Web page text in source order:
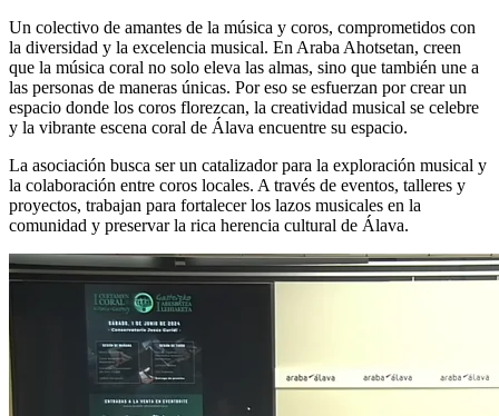
Un colectivo de amantes de la música y coros, comprometidos con
la diversidad y la excelencia musical. En Araba Ahotsetan, creen
que la música coral no solo eleva las almas, sino que también une a
las personas de maneras únicas. Por eso se esfuerzan por crear un
espacio donde los coros florezcan, la creatividad musical se celebre
y la vibrante escena coral de Álava encuentre su espacio.
La asociación busca ser un catalizador para la exploración musical y
la colaboración entre coros locales. A través de eventos, talleres y
proyectos, trabajan para fortalecer los lazos musicales en la
comunidad y preservar la rica herencia cultural de Álava.